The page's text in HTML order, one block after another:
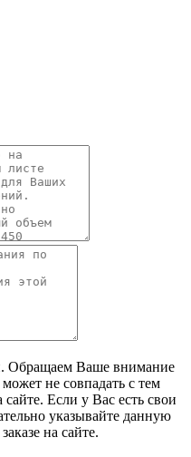
Обращаем Ваше внимание
не совпадать с тем
Если у Вас есть свои
указывайте данную
на сайте.